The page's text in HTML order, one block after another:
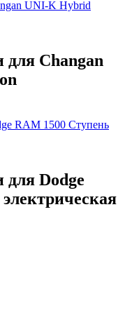
Changan
Dodge